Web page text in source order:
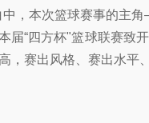
，本次篮球赛事的主
“四方杯"篮球联赛致开
，赛出风格、赛出水平